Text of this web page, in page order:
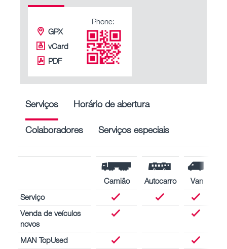
GPX
vCard
PDF
Phone:
Serviços Horário de abertura
Colaboradores Serviços especiais
Camião Autocarro
Van
Serviço
Venda de veículos
novos
MAN TopUsed